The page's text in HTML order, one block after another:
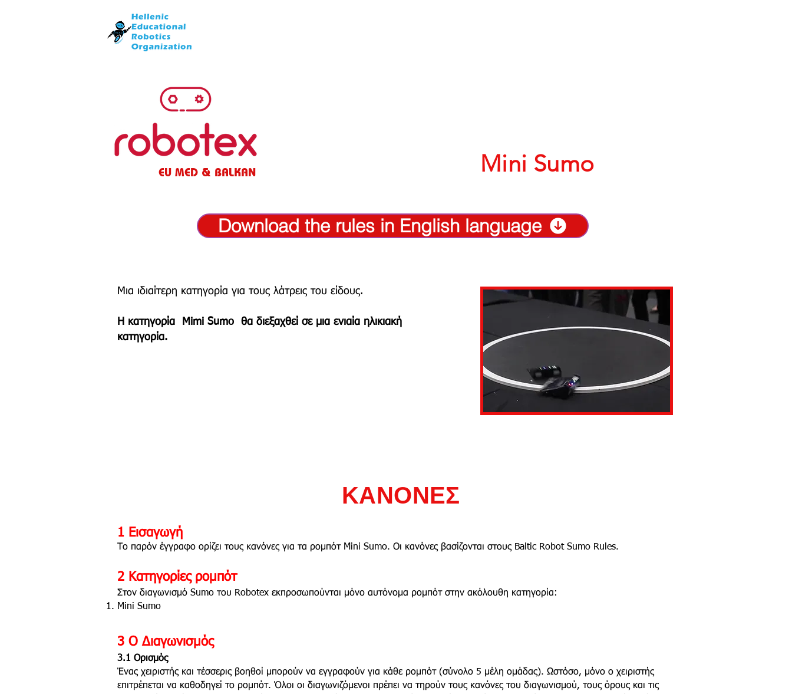
EU MED & BALKAN Mini Sumo
Download the rules in English language
Μια ιδιαίτερη κατηγορία για τους λάτρεις του είδους.
Η κατηγορία Mimi Sumo θα διεξαχθεί σε μια ενιαία ηλικιακή
κατηγορία.
ΚΑΝΟΝΕΣ
1 Εισαγωγή
Το παρόν έγγραφο ορίζει τους κανόνες για τα ρομπότ Mini Sumo. Οι κανόνες βασίζονται στους Baltic Robot Sumo Rules.
2 Κατηγορίες ρομπότ
Στον διαγωνισμό Sumo του Robotex εκπροσωπούνται μόνο αυτόνομα ρομπότ στην ακόλουθη κατηγορία:
Mini Sumo
3 Ο Διαγωνισμός
3.1 Ορισμός
Ένας χειριστής και τέσσερις βοηθοί μπορούν να εγγραφούν για κάθε ρομπότ (σύνολο 5 μέλη ομάδας). Ωστόσο, μόνο ο χειριστής
επιτρέπεται να καθοδηγεί το ρομπότ. Όλοι οι διαγωνιζόμενοι πρέπει να τηρούν τους κανόνες του διαγωνισμού, τους όρους και τις